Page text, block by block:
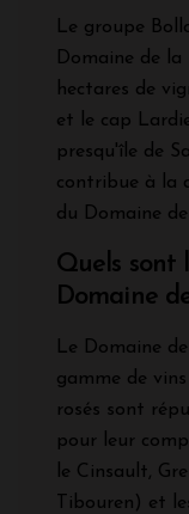
Le groupe
Domaine de la
hectares de
et le cap
presqu'île de
contribue à la
du Domaine
Quels sont
Domaine
Le Domaine
gamme de
rosés sont
pour leur
le Cinsault,
Tibouren) et